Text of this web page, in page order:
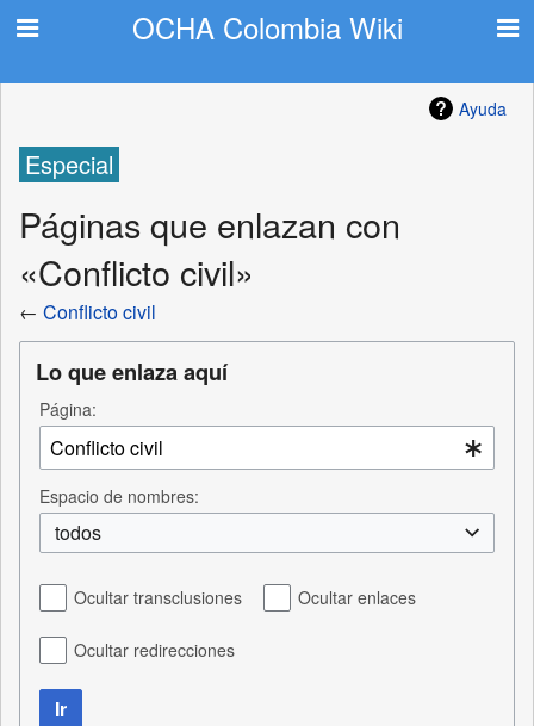
OCHA Colombia Wiki
Ayuda
Especial
Páginas que enlazan con
«Conflicto civil»
← Conflicto civil
Lo que enlaza aquí
Página:
Espacio de nombres:
todos
Ocultar transclusiones Ocultar enlaces
Ocultar redirecciones
Ir